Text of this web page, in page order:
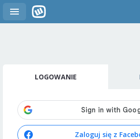
LOGOWANIE
Zaloguj się z